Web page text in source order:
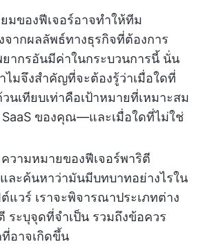
มของฟีเจอร์อาจทำให้ทีม
ากผลลัพธ์ทางธุรกิจที่ต้องการ
ยากรอันมีค่าในกระบวนการนี้ นั่น
ไมจึงสำคัญที่จะต้องรู้ว่าเมื่อใดที่
นเทียบเท่าคือเป้าหมายที่เหมาะสม
ของคุณ—และเมื่อใดที่ไม่ใช่
วามหมายของฟีเจอร์พาริตี
ละค้นหาว่ามันมีบทบาทอย่างไรใน
วร์ เราจะพิจารณาประเภทต่าง
ระบุจุดที่จำเป็น รวมถึงข้อควร
อาจเกิดขึ้น